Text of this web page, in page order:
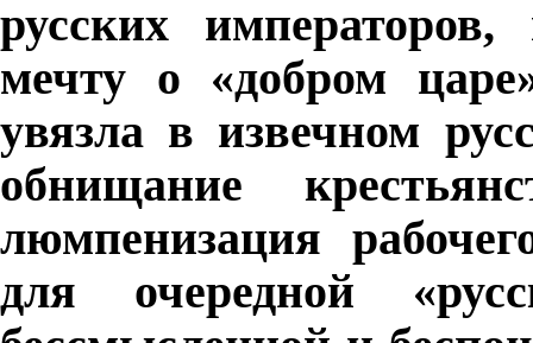
русских
мечту о «добром
увязла в извечном
обнищание
люмпенизация
для очередной